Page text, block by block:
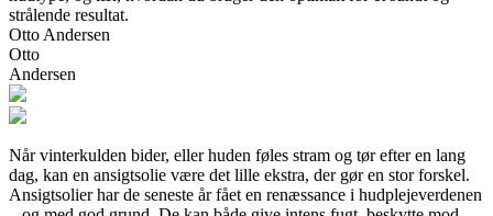
strålende resultat.
Otto Andersen
Otto
Andersen
Når vinterkulden bider, eller huden føles stram og tør efter en lang
dag, kan en ansigtsolie være det lille ekstra, der gør en stor forskel.
Ansigtsolier har de seneste år fået en renæssance i hudplejeverdenen